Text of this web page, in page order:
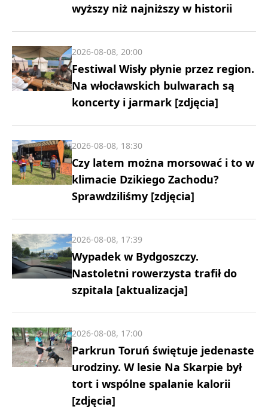
wyższy niż najniższy w historii
Festiwal Wisły płynie przez region.
Na włocławskich bulwarach są
koncerty i jarmark [zdjęcia]
2026-08-08, 20:00
Czy latem można morsować i to w
klimacie Dzikiego Zachodu?
Sprawdziliśmy [zdjęcia]
2026-08-08, 18:30
Wypadek w Bydgoszczy.
Nastoletni rowerzysta trafił do
szpitala [aktualizacja]
2026-08-08, 17:39
Parkrun Toruń świętuje jedenaste
urodziny. W lesie Na Skarpie był
tort i wspólne spalanie kalorii
[zdjęcia]
2026-08-08, 17:00